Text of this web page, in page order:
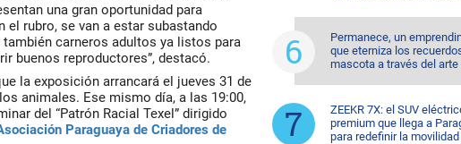
una gran oportunidad para
rubro, se van a estar subastando
carneros adultos ya listos para
buenos reproductores”, destacó.
la exposición arrancará el jueves 31 de
animales. Ese mismo día, a las 19:00,
del “Patrón Racial Texel” dirigido
Paraguaya de Criadores de
Permanece, un
que eterniza los
mascota a través del arte
ZEEKR 7X: el SUV
premium que llega a
para redefinir la movilidad